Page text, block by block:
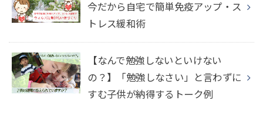
今だから自宅で簡単免疫アップ・ス
トレス緩和術
【なんで勉強しないといけない
の？】「勉強しなさい」と言わずに
すむ子供が納得するトーク例